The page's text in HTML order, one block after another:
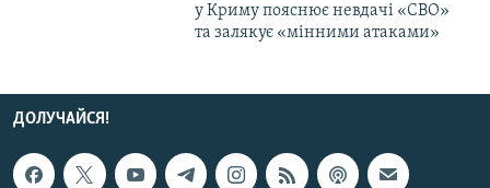
у Криму пояснює невдачі «СВО»
та залякує «мінними атаками»
ДОЛУЧАЙСЯ!